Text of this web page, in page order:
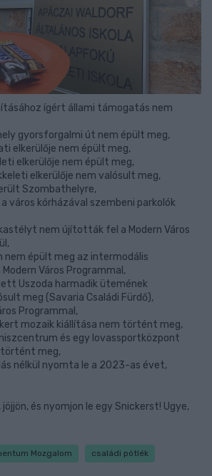
ígért állami támogatás nem
gyorsforgalmi út nem épült meg,
elkerülője nem épült meg,
elkerülője nem épült meg,
elkerülője nem valósult meg,
Szombathelyre,
város kórházával szembeni parkolók
nem újították fel a Modern Város
nem épült meg az intermodális
Város Programmal,
Uszoda harmadik ütemének
meg (Savaria Családi Fürdő),
Programmal,
mozaik kiállítása nem történt meg,
és egy lovassportközpont
meg,
nélkül nyomta le a 2023-as évet,
jöjjön, és nyomjon le egy Snickerst! Ugye,
Mozgalom családi pótlék